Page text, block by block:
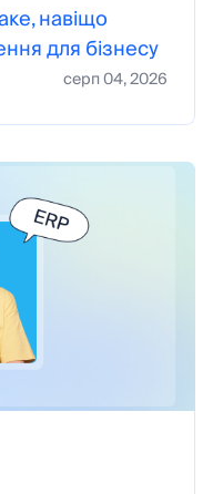
навіщо
для бізнесу
серп 04, 2026